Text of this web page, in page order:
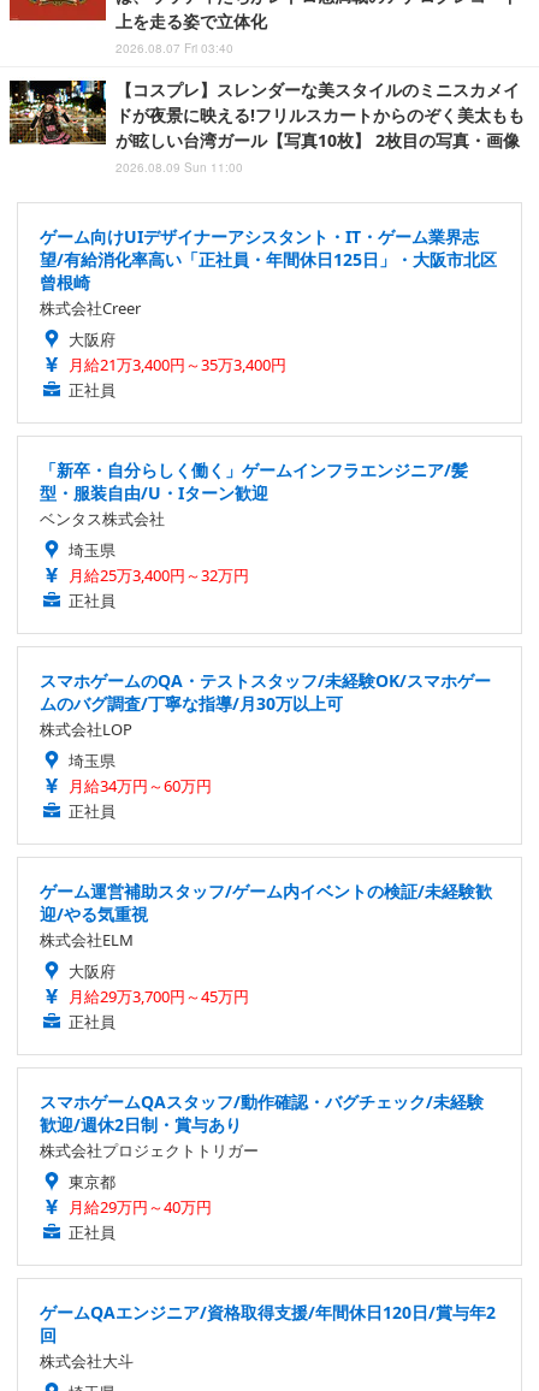
上を走る姿で立体化
2026.08.07 Fri 03:40
【コスプレ】スレンダーな美スタイルのミニスカメイ
ドが夜景に映える!フリルスカートからのぞく美太もも
が眩しい台湾ガール【写真10枚】 2枚目の写真・画像
2026.08.09 Sun 11:00
ゲーム向けUIデザイナーアシスタント・IT・ゲーム業界志
望/有給消化率高い「正社員・年間休日125日」・大阪市北区
曾根崎
株式会社Creer
大阪府
月給21万3,400円～35万3,400円
正社員
「新卒・自分らしく働く」ゲームインフラエンジニア/髪
型・服装自由/U・Iターン歓迎
ベンタス株式会社
埼玉県
月給25万3,400円～32万円
正社員
スマホゲームのQA・テストスタッフ/未経験OK/スマホゲー
ムのバグ調査/丁寧な指導/月30万以上可
株式会社LOP
埼玉県
月給34万円～60万円
正社員
ゲーム運営補助スタッフ/ゲーム内イベントの検証/未経験歓
迎/やる気重視
株式会社ELM
大阪府
月給29万3,700円～45万円
正社員
スマホゲームQAスタッフ/動作確認・バグチェック/未経験
歓迎/週休2日制・賞与あり
株式会社プロジェクトトリガー
東京都
月給29万円～40万円
正社員
ゲームQAエンジニア/資格取得支援/年間休日120日/賞与年2
回
株式会社大斗